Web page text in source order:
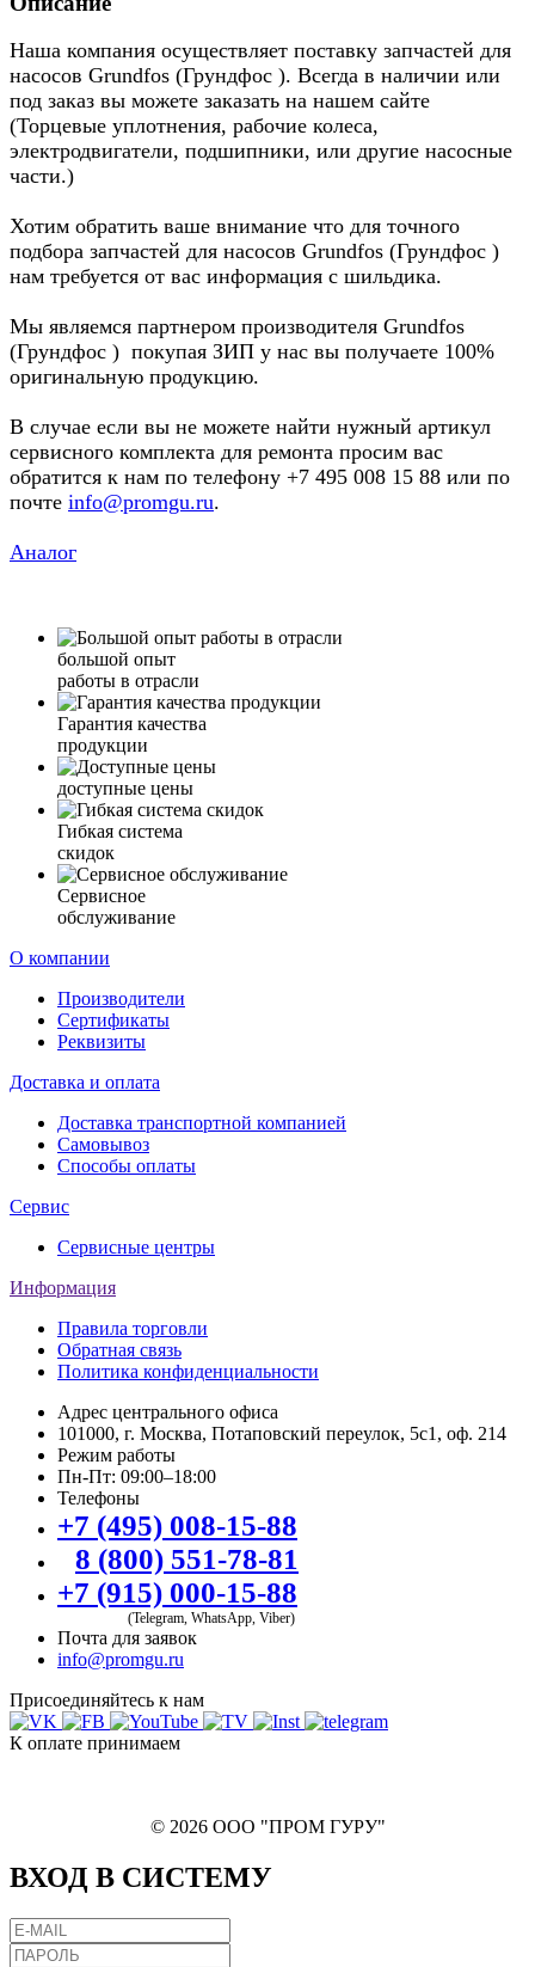
Наша компания осуществляет поставку запчастей для
насосов Grundfos (Грундфос ). Всегда в наличии или
под заказ вы можете заказать на нашем сайте
(Торцевые уплотнения, рабочие колеса,
электродвигатели, подшипники, или другие насосные
части.)
Хотим обратить ваше внимание что для точного
подбора запчастей для насосов Grundfos (Грундфос )
нам требуется от вас информация с шильдика.
Мы являемся партнером производителя Grundfos
(Грундфос ) покупая ЗИП у нас вы получаете 100%
оригинальную продукцию.
В случае если вы не можете найти нужный артикул
сервисного комплекта для ремонта просим вас
обратится к нам по телефону +7 495 008 15 88 или по
почте info@promgu.ru.
Аналог
большой опыт
работы в отрасли
Гарантия качества
продукции
доступные цены
Гибкая система
скидок
Сервисное
обслуживание
О компании
Производители
Сертификаты
Реквизиты
Доставка и оплата
Доставка транспортной компанией
Самовывоз
Способы оплаты
Сервис
Сервисные центры
Информация
Правила торговли
Обратная связь
Политика конфиденциальности
Адрес центрального офиса
101000, г. Москва, Потаповский переулок, 5с1, оф. 214
Режим работы
Пн-Пт: 09:00–18:00
Телефоны
+7 (495) 008-15-88
8 (800) 551-78-81
+7 (915) 000-15-88
(Telegram, WhatsApp, Viber)
Почта для заявок
info@promgu.ru
Присоединяйтесь к нам
К оплате принимаем
© 2026 ООО "ПРОМ ГУРУ"
ВХОД В СИСТЕМУ